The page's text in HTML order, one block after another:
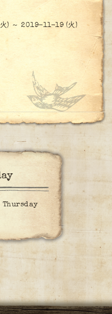
) ～ 2019-11-19 (火)
Thursday